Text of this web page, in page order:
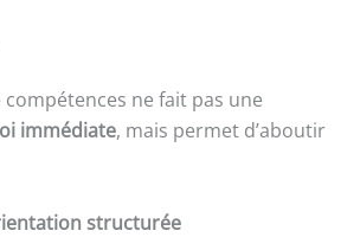
ne fait pas une
immédiate, mais permet d’aboutir
structurée